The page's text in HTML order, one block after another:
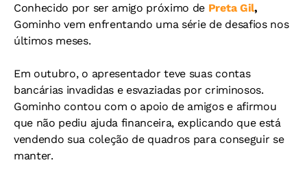
Conhecido por ser amigo próximo de Preta Gil,
Gominho vem enfrentando uma série de desafios nos
últimos meses.
Em outubro, o apresentador teve suas contas
bancárias invadidas e esvaziadas por criminosos.
Gominho contou com o apoio de amigos e afirmou
que não pediu ajuda financeira, explicando que está
vendendo sua coleção de quadros para conseguir se
manter.